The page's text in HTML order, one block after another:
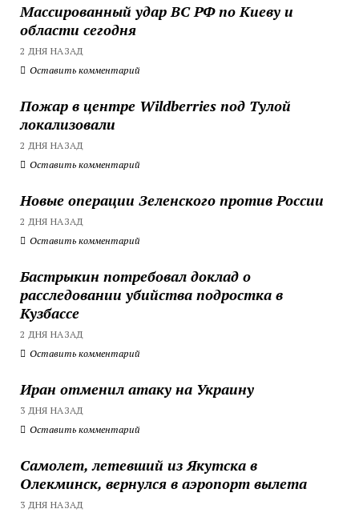
Массированный удар ВС РФ по Киеву и
области сегодня
2 ДНЯ НАЗАД
Оставить комментарий
Пожар в центре Wildberries под Тулой
локализовали
2 ДНЯ НАЗАД
Оставить комментарий
Новые операции Зеленского против России
2 ДНЯ НАЗАД
Оставить комментарий
Бастрыкин потребовал доклад о
расследовании убийства подростка в
Кузбассе
2 ДНЯ НАЗАД
Оставить комментарий
Иран отменил атаку на Украину
3 ДНЯ НАЗАД
Оставить комментарий
Самолет, летевший из Якутска в
Олекминск, вернулся в аэропорт вылета
3 ДНЯ НАЗАД